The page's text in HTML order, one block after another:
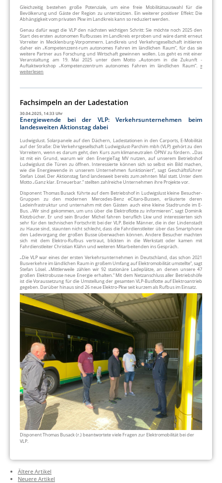
Gleichzeitig bestehen große Potenziale, um eine freie Mobilitätsauswahl für die
Bevölkerung und Gäste der Region zu unterstützen. Ein weiterer positiver Effekt: Die
Abhängigkeit vom privaten Pkw im Landkreis kann so reduziert werden.
Genau dafür wagt die VLP den nächsten wichtigen Schritt: Sie möchte noch 2025 den
Start des ersten autonomen Rufbusses im Landkreis erproben und wäre damit erneut
Vorreiter in Mecklenburg-Vorpommern. Landkreis und Verkehrsgesellschaft initiieren
daher ein „Kompetenzzent-rum autonomes Fahren im ländlichen Raum“, für das sie
weitere Partner aus Forschung und Wirtschaft gewinnen wollen. Los geht es mit einer
Veranstaltung am 19. Mai 2025 unter dem Motto „Autonom in die Zukunft -
Auftaktworkshop „Kompetenzzentrum autonomes Fahren im ländlichen Raum“. »
weiterlesen
Fachsimpeln an der Ladestation
30.04.2025, 14:33 Uhr
Energiewende bei der VLP: Verkehrsunternehmen beim
landesweiten Aktionstag dabei
Ludwigslust. Solarpanele auf den Dächern, Ladestationen in den Carports, E-Mobilität
auf der Straße: Die Verkehrsgesellschaft Ludwigslust-Parchim mbh (VLP) gehört zu den
Vorreitern, wenn es darum geht, den Kurs zum klimaneutralen ÖPNV zu fördern. „Das
ist mit ein Grund, warum wir den EnergieTag MV nutzen, auf unserem Betriebshof
Ludwigslust die Türen zu öffnen. Interessierte können sich so selbst ein Bild machen,
wie die Energiewende in unserem Unternehmen funktioniert“, sagt Geschäftsführer
Stefan Lösel. Der Aktionstag fand landesweit bereits zum zehnten Mal statt. Unter dem
Motto „Ganz klar. Erneuerbar.“ stellten zahlreiche Unternehmen ihre Projekte vor.
Disponent Thomas Busack führte auf dem Betriebshof in Ludwigslust kleine Besucher-
Gruppen zu den modernen Mercedes-Benz eCitaro-Bussen, erläuterte deren
Ladeinfrastruktur und unternahm mit den Gästen auch eine kleine Stadtrunde im E-
Bus. „Wir sind gekommen, um uns über die Elektroflotte zu informieren“, sagt Dominik
Klotzbücher. Er und sein Bruder Michel fahren beruflich Lkw und interessierten sich
sehr für den technischen Fortschritt bei der VLP. Beide Männer, die in der Lindenstadt
zu Hause sind, staunten nicht schlecht, dass die Fahrdienstleiter über das Smartphone
den Ladevorgang der großen Busse überwachen können. Andere Besucher machten
sich mit dem Elektro-Rufbus vertraut, blickten in die Werkstatt oder kamen mit
Fahrdienstleiter Christian Klähn und weiteren Mitarbeitenden ins Gespräch.
„Die VLP war eines der ersten Verkehrsunternehmen in Deutschland, das schon 2021
Busverkehre im ländlichen Raum in großem Umfang auf Elektromobilität umstellte“, sagt
Stefan Lösel. „Mittlerweile zählen wir 92 stationäre Ladeplätze, an denen unsere 47
großen Elektrobusse neue Energie erhalten.“ Mit dem Netzanschluss aller Betriebshöfe
ist die Voraussetzung für die Umstellung der gesamten VLP-Busflotte auf Elektroantrieb
gegeben. Darüber hinaus sind 26 neue Elektro-Pkw seit kurzem als Rufbus im Einsatz.
Disponent Thomas Busack (r.) beantwortete viele Fragen zur Elektromobilität bei der
VLP.
Ältere Artikel
Neuere Artikel